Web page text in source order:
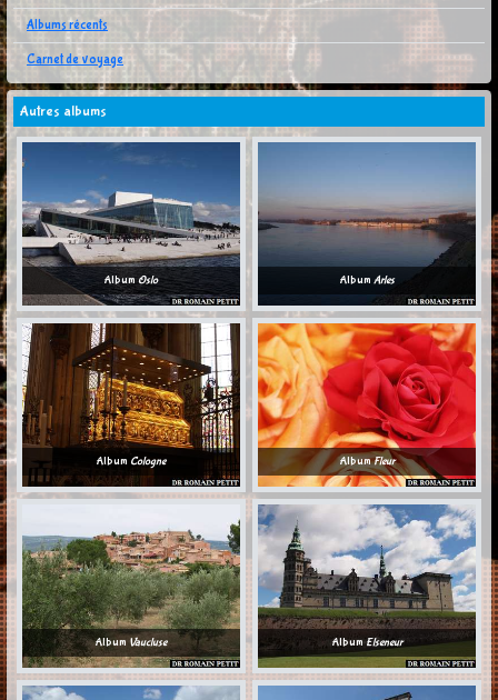
Albums récents
Carnet de voyage
Autres albums
Album Oslo Album Arles
Album Cologne AlbumFleur
Album Vaucluse AlbumElseneur